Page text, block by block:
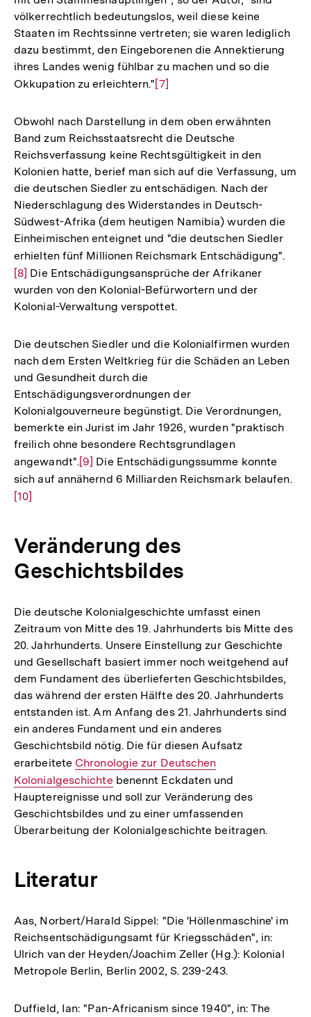
der
Fußnote
völkerrechtlich bedeutungslos, weil diese keine
Staaten im Rechtssinne vertreten; sie waren lediglich
dazu bestimmt, den Eingeborenen die Annektierung
ihres Landes wenig fühlbar zu machen und so die
Okkupation zu erleichtern."Zur
der
Fußnote
[7]
Obwohl nach Darstellung in dem oben erwähnten
Band zum Reichsstaatsrecht die Deutsche
Reichsverfassung keine Rechtsgültigkeit in den
Kolonien hatte, berief man sich auf die Verfassung, um
die deutschen Siedler zu entschädigen. Nach der
Niederschlagung des Widerstandes in Deutsch-
Südwest-Afrika (dem heutigen Namibia) wurden die
Einheimischen enteignet und "die deutschen Siedler
erhielten fünf Millionen Reichsmark Entschädigung".
[8] Die Entschädigungsansprüche der Afrikaner
wurden von den Kolonial-Befürwortern und der
Kolonial-Verwaltung verspottet.
Die deutschen Siedler und die Kolonialfirmen wurden
nach dem Ersten Weltkrieg für die Schäden an Leben
und Gesundheit durch die
Entschädigungsverordnungen der
Kolonialgouverneure begünstigt. Die Verordnungen,
bemerkte ein Jurist im Jahr 1926, wurden "praktisch
freilich ohne besondere Rechtsgrundlagen
angewandt".Zur
Auflösung
[9] Die Entschädigungssumme konnte
sich auf annähernd 6 Milliarden Reichsmark belaufen.
[10]
Veränderung des
Geschichtsbildes
Die deutsche Kolonialgeschichte umfasst einen
Zeitraum von Mitte des 19. Jahrhunderts bis Mitte des
20. Jahrhunderts. Unsere Einstellung zur Geschichte
und Gesellschaft basiert immer noch weitgehend auf
dem Fundament des überlieferten Geschichtsbildes,
das während der ersten Hälfte des 20. Jahrhunderts
entstanden ist. Am Anfang des 21. Jahrhunderts sind
ein anderes Fundament und ein anderes
Geschichtsbild nötig. Die für diesen Aufsatz
erarbeitete Interner
Link:
Chronologie zur Deutschen
Kolonialgeschichte benennt Eckdaten und
Hauptereignisse und soll zur Veränderung des
Geschichtsbildes und zu einer umfassenden
Überarbeitung der Kolonialgeschichte beitragen.
Literatur
Aas, Norbert/Harald Sippel: "Die 'Höllenmaschine' im
Reichsentschädigungsamt für Kriegsschäden", in:
Ulrich van der Heyden/Joachim Zeller (Hg.): Kolonial
Metropole Berlin, Berlin 2002, S. 239-243.
Duffield, Ian: "Pan-Africanism since 1940", in: The